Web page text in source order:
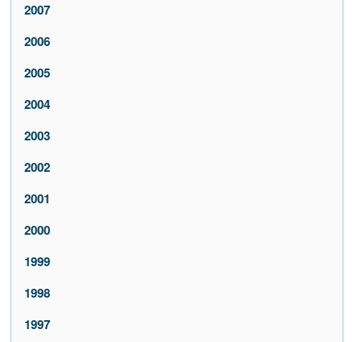
2007
2006
2005
2004
2003
2002
2001
2000
1999
1998
1997